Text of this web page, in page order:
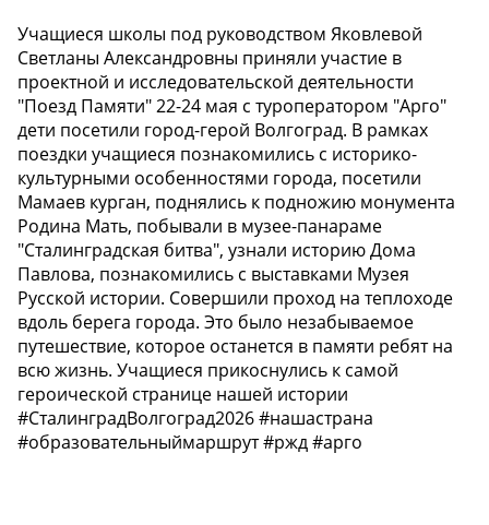
Учащиеся школы под руководством Яковлевой
Светланы Александровны приняли участие в
проектной и исследовательской деятельности
"Поезд Памяти" 22-24 мая с туроператором "Арго"
дети посетили город-герой Волгоград. В рамках
поездки учащиеся познакомились с историко-
культурными особенностями города, посетили
Мамаев курган, поднялись к подножию монумента
Родина Мать, побывали в музее-панараме
"Сталинградская битва", узнали историю Дома
Павлова, познакомились с выставками Музея
Русской истории. Совершили проход на теплоходе
вдоль берега города. Это было незабываемое
путешествие, которое останется в памяти ребят на
всю жизнь. Учащиеся прикоснулись к самой
героической странице нашей истории
#СталинградВолгоград2026 #нашастрана
#образовательныймаршрут #ржд #арго